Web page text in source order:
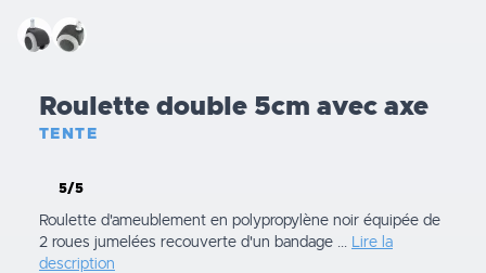
Roulette double 5cm avec axe
TENTE
5/5
Roulette d'ameublement en polypropylène noir équipée de
2 roues jumelées recouverte d'un bandage ... Lire la
description